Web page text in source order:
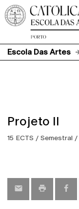
Escola Das Artes
Projeto II
15 ECTS / Semestral